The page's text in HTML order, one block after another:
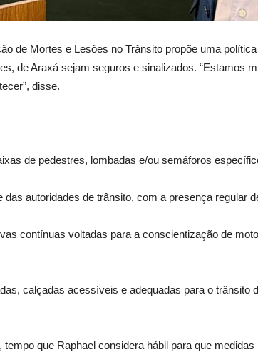
de Mortes e Lesões no Trânsito propõe uma
de Araxá sejam seguros e sinalizados. “Estamos
disse.
de pedestres, lombadas e/ou semáforos
autoridades de trânsito, com a presença regular
contínuas voltadas para a conscientização de
calçadas acessíveis e adequadas para o trânsito
que Raphael considera hábil para que